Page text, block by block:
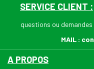
SERVICE CLIENT :
questions ou demandes
MAIL :
A PROPOS